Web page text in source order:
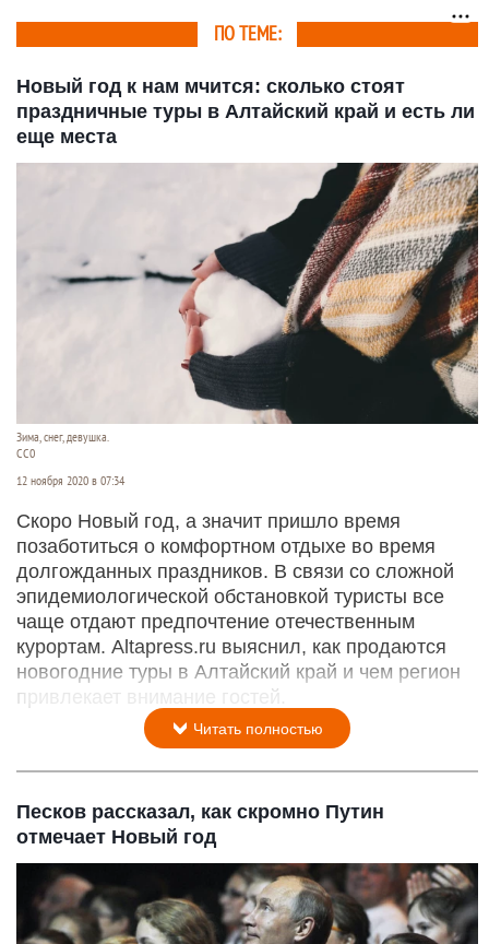
ПО ТЕМЕ:
Новый год к нам мчится: сколько стоят
праздничные туры в Алтайский край и есть ли
еще места
Зима, снег, девушка.
СС0
12 ноября 2020 в 07:34
Скоро Новый год, а значит пришло время
позаботиться о комфортном отдыхе во время
долгожданных праздников. В связи со сложной
эпидемиологической обстановкой туристы все
чаще отдают предпочтение отечественным
курортам. Altapress.ru выяснил, как продаются
новогодние туры в Алтайский край и чем регион
привлекает внимание гостей.
Читать полностью
Песков рассказал, как скромно Путин
отмечает Новый год